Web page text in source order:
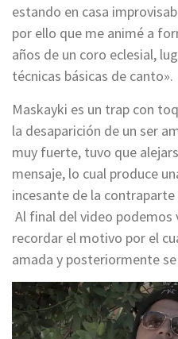
estando en casa
por ello que me animé a
años de un coro eclesial,
técnicas básicas de canto».
Maskayki es un trap con
la desaparición de un ser
muy fuerte, tuvo que
mensaje, lo cual produce
incesante de la
Al final del video podemos
recordar el motivo por el
amada y posteriormente